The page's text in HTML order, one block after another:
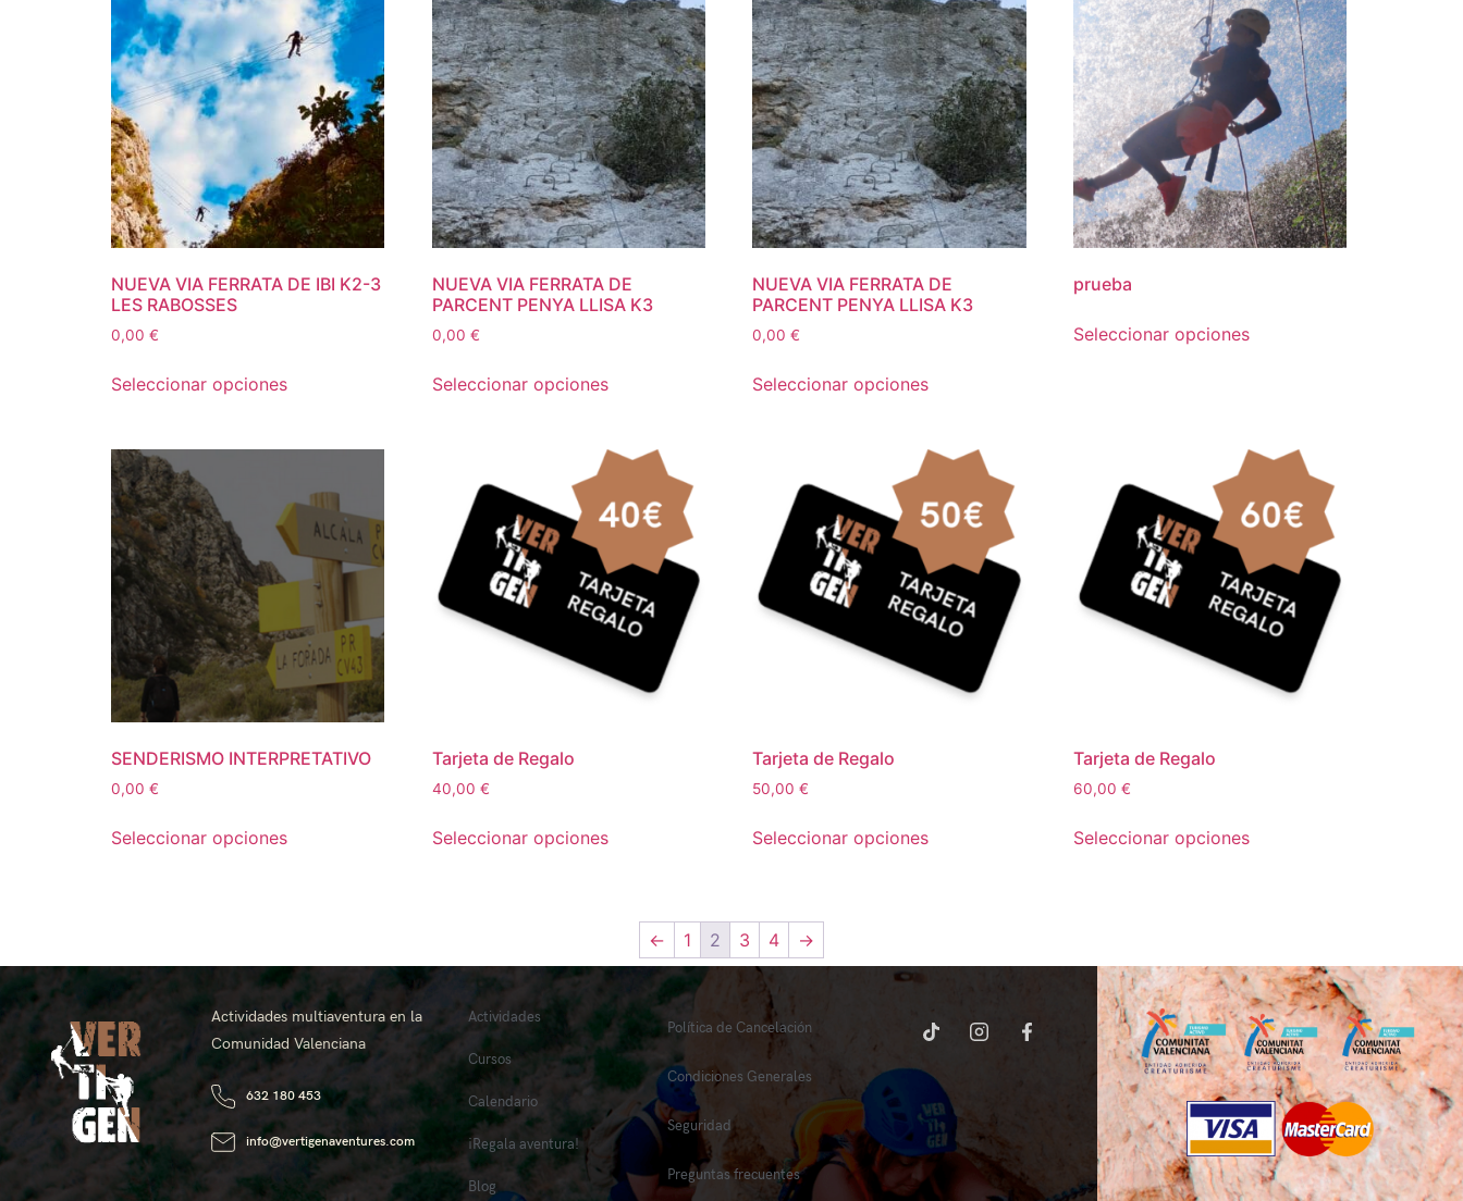
NUEVA VIA FERRATA DE IBI K2-3
LES RABOSSES
0,00 €
Seleccionar opciones
NUEVA VIA FERRATA DE
PARCENT PENYA LLISA K3
0,00 €
Seleccionar opciones
NUEVA VIA FERRATA DE
PARCENT PENYA LLISA K3
0,00€
Seleccionar opciones
prueba
Seleccionar opciones
SENDERISMO INTERPRETATIVO
0,00 €
Seleccionar opciones
Tarjeta de Regalo
40,00 €
Seleccionar opciones
Tarjeta de Regalo
50,00€
Seleccionar opciones
Tarjeta de Regalo
60,00€
Seleccionar opciones
← 1 2 3 4 →
Actividades multiaventura en la
Comunidad Valenciana
632 180 453
info@vertigenaventures.com
Actividades
Cursos
Calendario
¡Regala aventura!
Blog
Política de Cancelación
Condiciones Generales
Seguridad
Preguntas frecuentes